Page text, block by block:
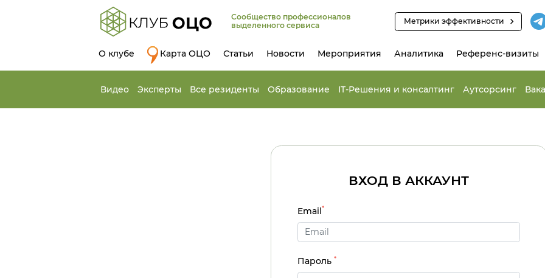
Сообщество профессионалов
выделенного сервиса
Метрики эффективности
О клубе Карта ОЦО Статьи Новости Мероприятия Аналитика Референс-визиты
Видео Эксперты Все резиденты Образование IT-Решения и консалтинг Аутсорсинг
ВХОД В АККАУНТ
Email*
Пароль*